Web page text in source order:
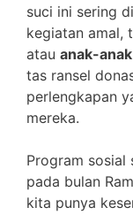
suci ini sering
kegiatan amal,
atau anak-
tas ransel
perlengkapan
mereka.
Program
pada bulan
kita punya